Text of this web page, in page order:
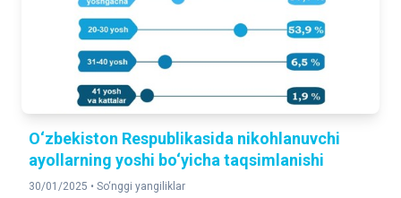
O‘zbekiston Respublikasida nikohlanuvchi
ayollarning yoshi bo‘yicha taqsimlanishi
30/01/2025 • So‘nggi yangiliklar